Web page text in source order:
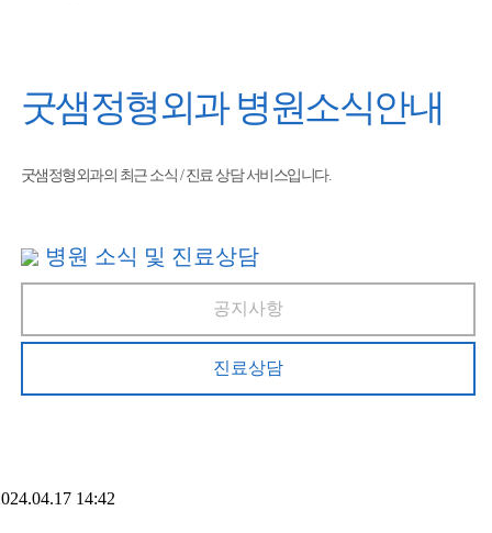
굿샘정형외과병원소식안내
굿샘정형외과의 최근 소식 / 진료 상담 서비스입니다.
병원 소식 및 진료상담
공지사항
진료상담
14:42